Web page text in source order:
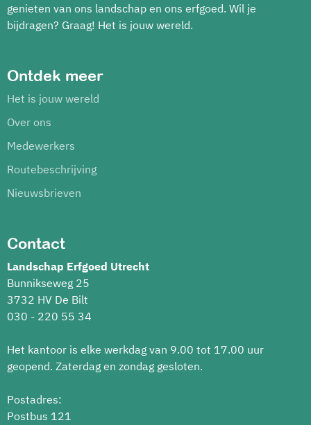
genieten van ons landschap en ons erfgoed. Wil je
bijdragen? Graag! Het is jouw wereld.
Ontdek meer
Het is jouw wereld
Over ons
Medewerkers
Routebeschrijving
Nieuwsbrieven
Contact
Landschap Erfgoed Utrecht
Bunnikseweg 25
3732 HV De Bilt
030 - 220 55 34
Het kantoor is elke werkdag van 9.00 tot 17.00 uur
geopend. Zaterdag en zondag gesloten.
Postadres:
Postbus 121